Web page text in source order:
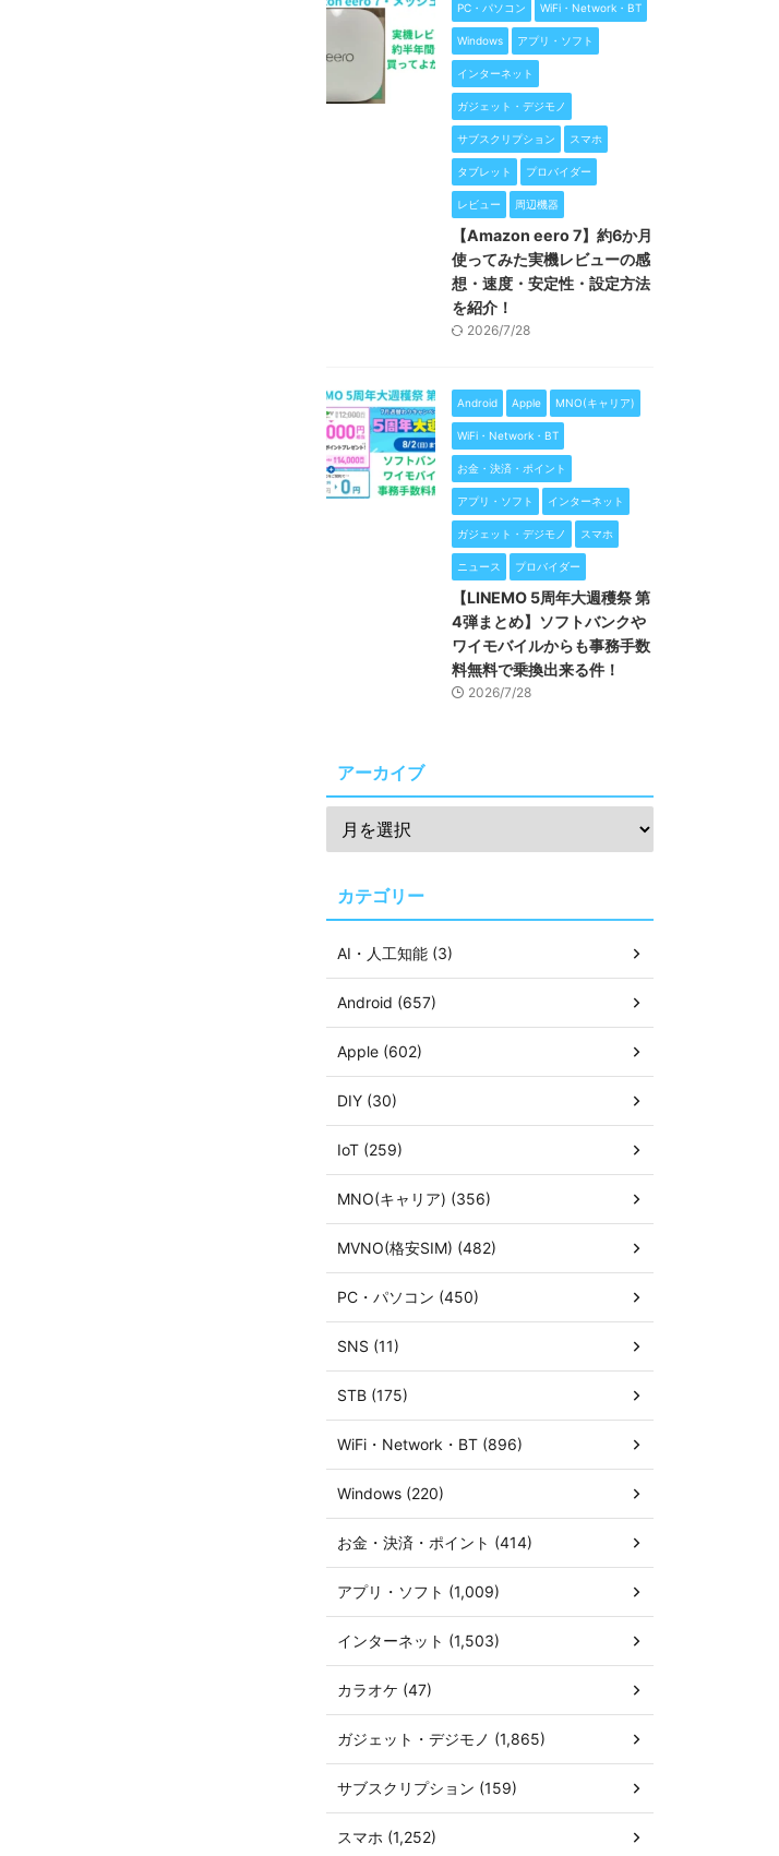
PC・パソコン WiFi・Network・BT
Windows アプリ・ソフト
インターネット
ガジェット・デジモノ
サブスクリプション スマホ
タブレット プロバイダー
レビュー 周辺機器
【Amazon eero 7】約6か月
使ってみた実機レビューの感
想・速度・安定性・設定方法
を紹介！
2026/7/28
Android Apple MNO(キャリア)
WiFi・Network・BT
お金・決済・ポイント
アプリ・ソフト インターネット
ガジェット・デジモノ スマホ
ニュース プロバイダー
【LINEMO 5周年大週穫祭 第
4弾まとめ】ソフトバンクや
ワイモバイルからも事務手数
料無料で乗換出来る件！
2026/7/28
アーカイブ
カテゴリー
AI・人工知能 (3)
Android (657)
Apple (602)
DIY (30)
IoT (259)
MNO(キャリア) (356)
MVNO(格安SIM) (482)
PC・パソコン (450)
SNS (11)
STB (175)
WiFi・Network・BT (896)
Windows (220)
お金・決済・ポイント (414)
アプリ・ソフト (1,009)
インターネット (1,503)
カラオケ (47)
ガジェット・デジモノ (1,865)
サブスクリプション (159)
スマホ (1,252)